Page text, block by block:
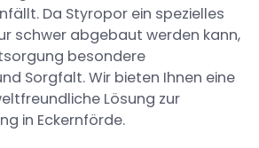
Da Styropor ein spezielles
schwer abgebaut werden kann,
besondere
Sorgfalt. Wir bieten Ihnen eine
Lösung zur
in Eckernförde.